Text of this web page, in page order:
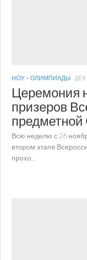
НОУ • ОЛИМПИАДЫ ДЕК
Церемония
призеров
Всю неделю с 26
втором этапе
прохо...